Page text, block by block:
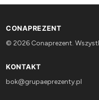
CONAPREZENT
© 2026 Conaprezent.
KONTAKT
bok@grupaeprezenty.pl